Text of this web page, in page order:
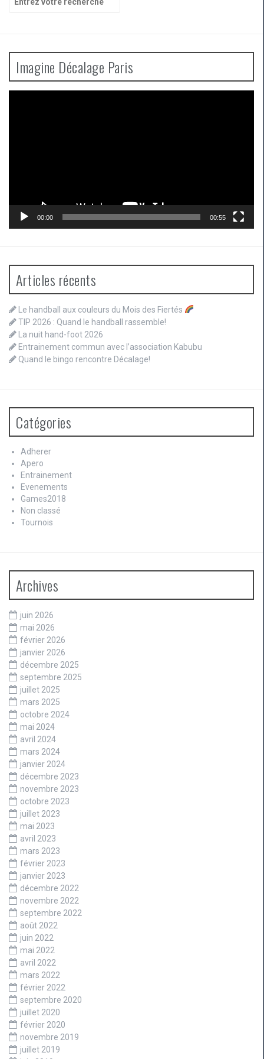
pour
Imagine Décalage Paris
00:00 00:55
Articles récents
Le handball aux couleurs du Mois des Fiertés
TIP 2026 : Quand le handball rassemble!
La nuit hand-foot 2026
Entrainement commun avec l’association Kabubu
Quand le bingo rencontre Décalage!
Catégories
Adherer
Apero
Entrainement
Evenements
Games2018
Non classé
Tournois
Archives
juin 2026
mai 2026
février 2026
janvier 2026
décembre 2025
septembre 2025
juillet 2025
mars 2025
octobre 2024
mai 2024
avril 2024
mars 2024
janvier 2024
décembre 2023
novembre 2023
octobre 2023
juillet 2023
mai 2023
avril 2023
mars 2023
février 2023
janvier 2023
décembre 2022
novembre 2022
septembre 2022
août 2022
juin 2022
mai 2022
avril 2022
mars 2022
février 2022
septembre 2020
juillet 2020
février 2020
novembre 2019
juillet 2019